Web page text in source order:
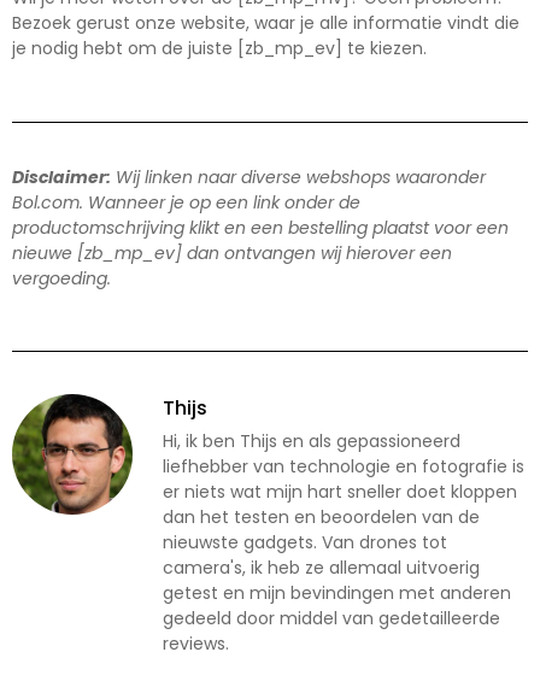
Bezoek gerust onze website, waar je alle informatie vindt die
je nodig hebt om de juiste [zb_mp_ev] te kiezen.
Disclaimer: Wij linken naar diverse webshops waaronder
Bol.com. Wanneer je op een link onder de
productomschrijving klikt en een bestelling plaatst voor een
nieuwe [zb_mp_ev] dan ontvangen wij hierover een
vergoeding.
Thijs
Hi, ik ben Thijs en als gepassioneerd
liefhebber van technologie en fotografie is
er niets wat mijn hart sneller doet kloppen
dan het testen en beoordelen van de
nieuwste gadgets. Van drones tot
camera's, ik heb ze allemaal uitvoerig
getest en mijn bevindingen met anderen
gedeeld door middel van gedetailleerde
reviews.